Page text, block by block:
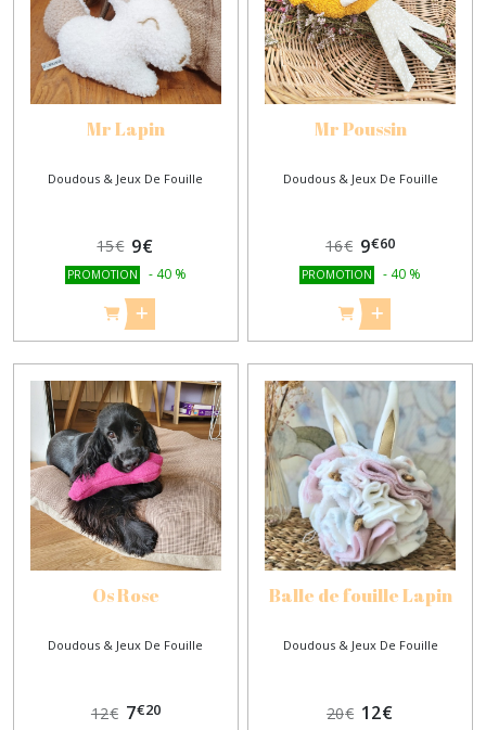
Mr Lapin
Doudous & Jeux De Fouille
15€ 9€
PROMOTION - 40 %
Mr Poussin
Doudous & Jeux De Fouille
16€ 9€60
PROMOTION - 40 %
Os Rose
Doudous & Jeux De Fouille
12€ 7€20
Balle de fouille Lapin
Doudous & Jeux De Fouille
20€ 12€